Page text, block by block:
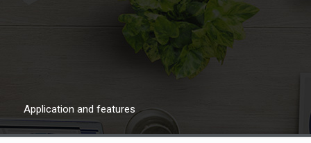
Application and features